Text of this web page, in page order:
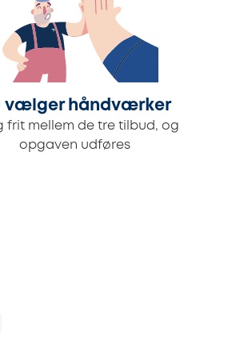
vælger håndværker
frit mellem de tre tilbud, og
opgaven udføres